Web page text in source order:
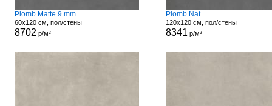
Plomb Matte 9 mm
60x120 см, пол/стены
8702 р/м²
Plomb Nat
120x120 см, пол/стены
8341 р/м²